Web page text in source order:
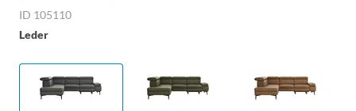
ID 105110
Leder